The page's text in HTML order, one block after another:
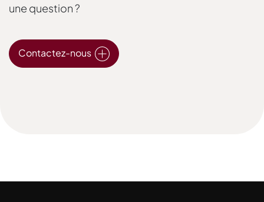
une question ?
Contactez-nous